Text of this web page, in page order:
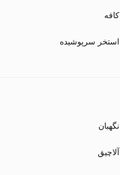
کافه
استخر سرپوشیده
نگهبان
آلاچیق